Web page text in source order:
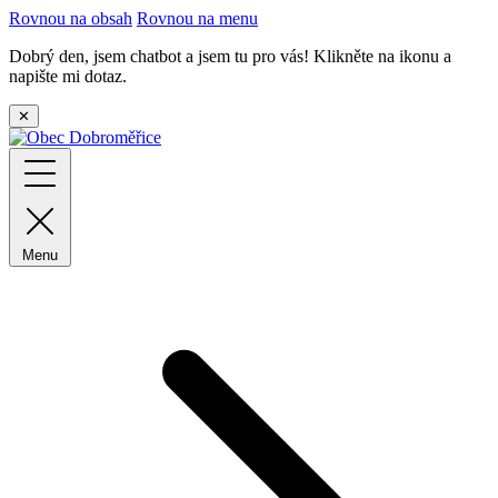
Rovnou na obsah Rovnou na menu
Dobrý den, jsem chatbot a jsem tu pro vás! Klikněte na ikonu a
napište mi dotaz.
✕
Menu